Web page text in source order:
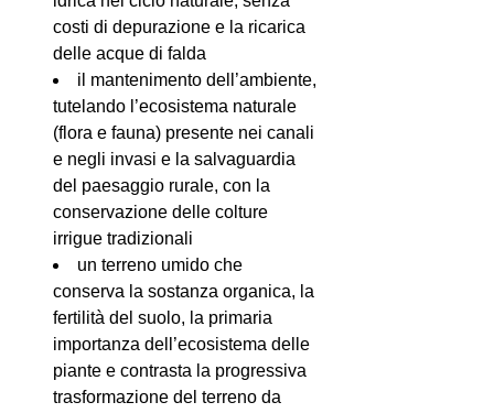
costi di depurazione e la ricarica
delle acque di falda
il mantenimento dell’ambiente,
tutelando l’ecosistema naturale
(flora e fauna) presente nei canali
e negli invasi e la salvaguardia
del paesaggio rurale, con la
conservazione delle colture
irrigue tradizionali
un terreno umido che
conserva la sostanza organica, la
fertilità del suolo, la primaria
importanza dell’ecosistema delle
piante e contrasta la progressiva
trasformazione del terreno da